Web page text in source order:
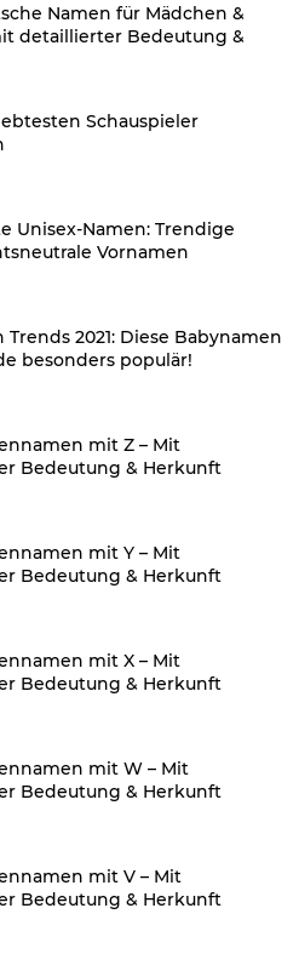
Namen für Mädchen &
detaillierter Bedeutung &
Schauspieler
Unisex-Namen: Trendige
Vornamen
Trends 2021: Diese Babynamen
besonders populär!
mit Z – Mit
Bedeutung & Herkunft
mit Y – Mit
Bedeutung & Herkunft
mit X – Mit
Bedeutung & Herkunft
mit W – Mit
Bedeutung & Herkunft
mit V – Mit
Bedeutung & Herkunft